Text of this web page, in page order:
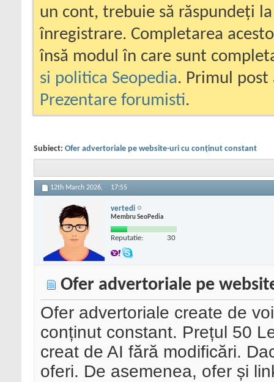
un cont, trebuie să răspundeți
înregistrare. Completarea
însă modul în care sunt
si politica Seopedia. Primul
Prezentare forumisti.
Subiect: Ofer advertoriale pe website-uri cu conținut constant
12th March 2026, 17:55
vertedi
Membru SeoPedia
Reputatie: 30
Ofer advertoriale pe
Ofer advertoriale create de
conținut constant. Prețul 50
creat de AI fără modificări.
oferi. De asemenea, ofer și